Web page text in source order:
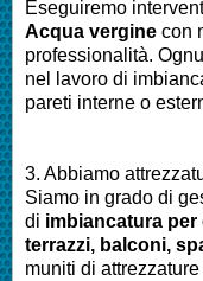
Eseguiremo
Acqua vergine con
professionalità.
nel lavoro di
pareti interne o
3. Abbiamo
Siamo in grado di
di imbiancatura per
terrazzi, balconi,
muniti di